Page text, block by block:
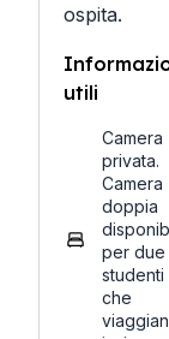
ospita.
utili
Camera
privata.
Camera
doppia
per due
studenti
che